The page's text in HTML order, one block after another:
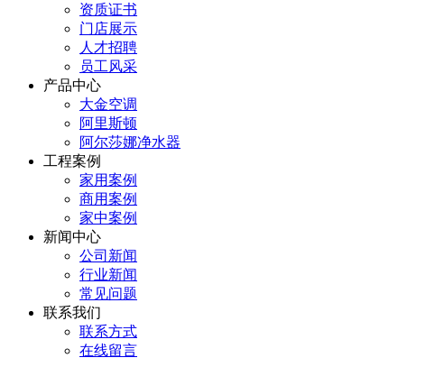
资质证书
门店展示
人才招聘
员工风采
产品中心
大金空调
阿里斯顿
阿尔莎娜净水器
工程案例
家用案例
商用案例
家中案例
新闻中心
公司新闻
行业新闻
常见问题
联系我们
联系方式
在线留言